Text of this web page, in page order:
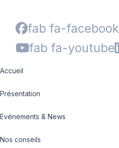
fab fa-facebook
fab fa-youtube
Accueil
Présentation
Evénements & News
Nos conseils